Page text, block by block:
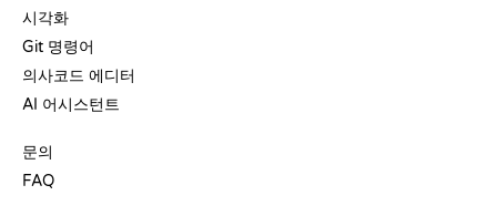
시각화
Git 명령어
의사코드 에디터
AI 어시스턴트
문의
FAQ